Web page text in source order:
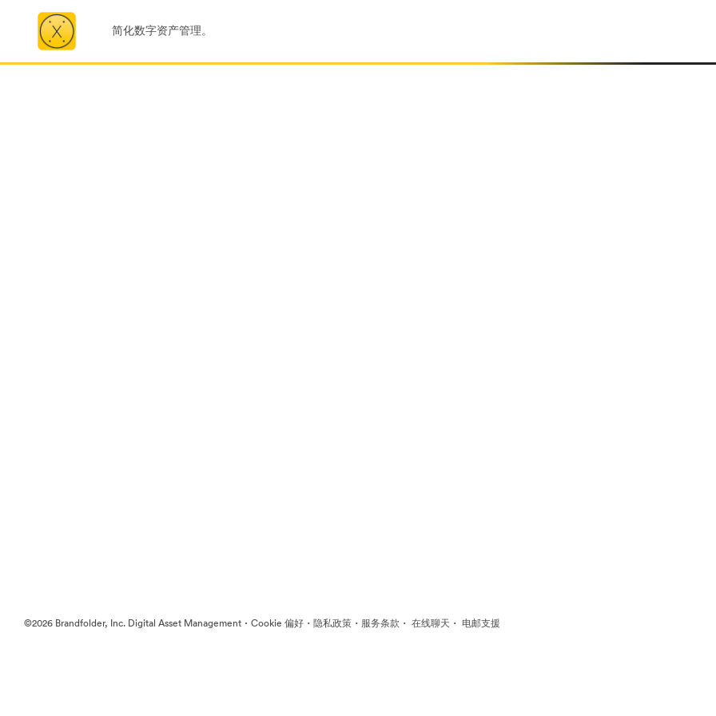
简化数字资产管理。
©2026 Brandfolder, Inc. Digital Asset Management · Cookie 偏好 · 隐私政策 · 服务条款 · 在线聊天 · 电邮支援